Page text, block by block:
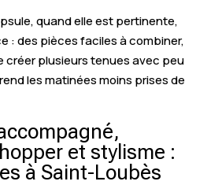
quand elle est pertinente,
: des pièces faciles à combiner,
créer plusieurs tenues avec peu
les matinées moins prises de
et stylisme :
à Saint-Loubès